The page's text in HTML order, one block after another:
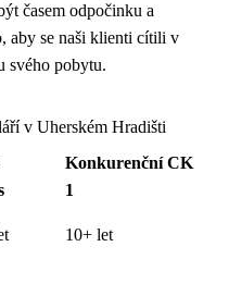
časem odpočinku a
aby se naši klienti cítili v
svého pobytu.
v Uherském Hradišti
Konkurenční CK
1
10+ let